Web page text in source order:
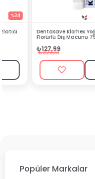
Dentasave Klorhex Yoğun Bakım
Florürlü Diş Macunu 75 ml
Popüler Markalar